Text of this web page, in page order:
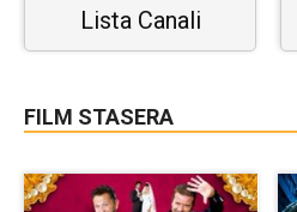
Lista Canali
FILM STASERA